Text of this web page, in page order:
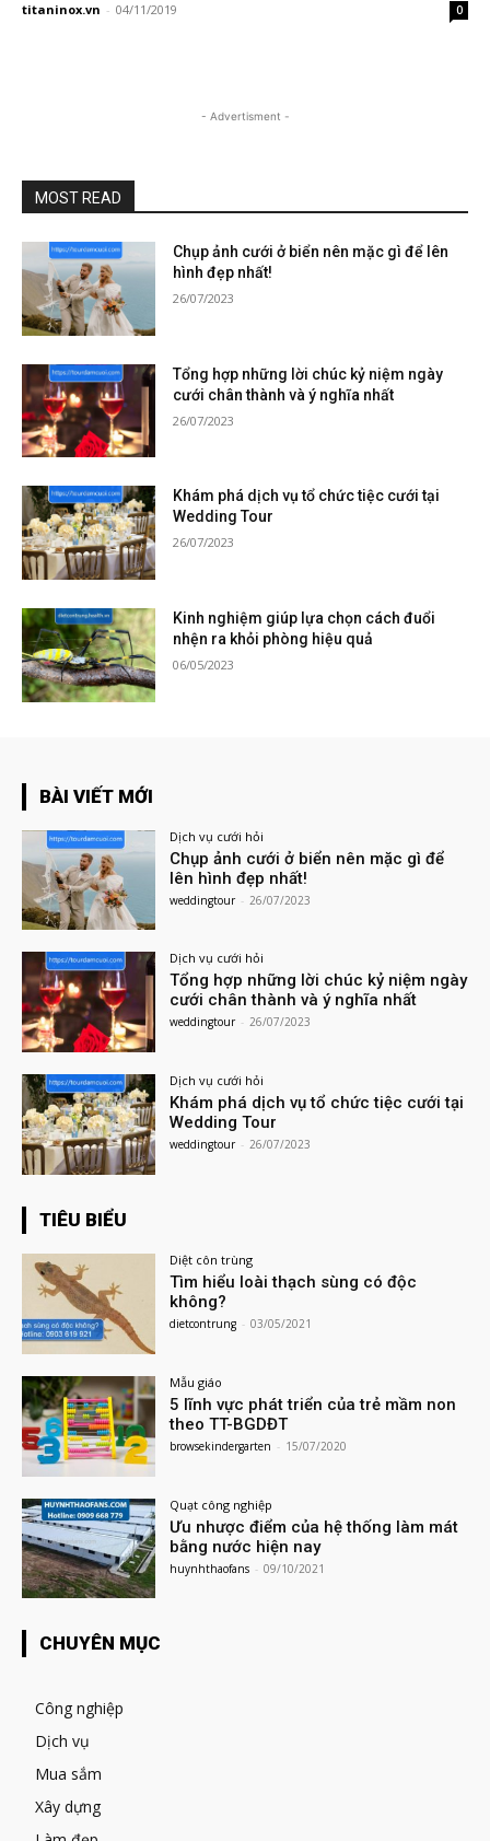
titaninox.vn - 04/11/2019 0
- Advertisment -
MOST READ
Chụp ảnh cưới ở biển nên mặc gì để lên
hình đẹp nhất!
26/07/2023
Tổng hợp những lời chúc kỷ niệm ngày
cưới chân thành và ý nghĩa nhất
26/07/2023
Khám phá dịch vụ tổ chức tiệc cưới tại
Wedding Tour
26/07/2023
Kinh nghiệm giúp lựa chọn cách đuổi
nhện ra khỏi phòng hiệu quả
06/05/2023
BÀI VIẾT MỚI
Dịch vụ cưới hỏi
Chụp ảnh cưới ở biển nên mặc gì để
lên hình đẹp nhất!
weddingtour - 26/07/2023
Dịch vụ cưới hỏi
Tổng hợp những lời chúc kỷ niệm ngày
cưới chân thành và ý nghĩa nhất
weddingtour - 26/07/2023
Dịch vụ cưới hỏi
Khám phá dịch vụ tổ chức tiệc cưới tại
Wedding Tour
weddingtour - 26/07/2023
TIÊU BIỂU
Diệt côn trùng
Tìm hiểu loài thạch sùng có độc
không?
dietcontrung - 03/05/2021
Mẫu giáo
5 lĩnh vực phát triển của trẻ mầm non
theo TT-BGDĐT
browsekindergarten - 15/07/2020
Quạt công nghiệp
Ưu nhược điểm của hệ thống làm mát
bằng nước hiện nay
huynhthaofans - 09/10/2021
CHUYÊN MỤC
Công nghiệp
Dịch vụ
Mua sắm
Xây dựng